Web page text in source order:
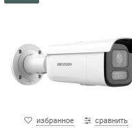
избранное сравнить